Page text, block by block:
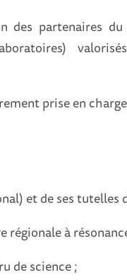
partenaires
prise en
et de ses tutelles
régionale à
de science ;